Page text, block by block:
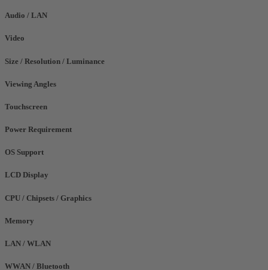
Audio / LAN
Video
Size / Resolution / Luminance
Viewing Angles
Touchscreen
Power Requirement
OS Support
LCD Display
CPU / Chipsets / Graphics
Memory
LAN / WLAN
WWAN / Bluetooth